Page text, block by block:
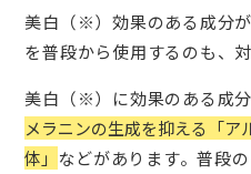
美白（※）効果のある成分
を普段から使用するのも、
美白（※）に効果のある成
メラニンの生成を抑える「ア
体」 などがあります。普段